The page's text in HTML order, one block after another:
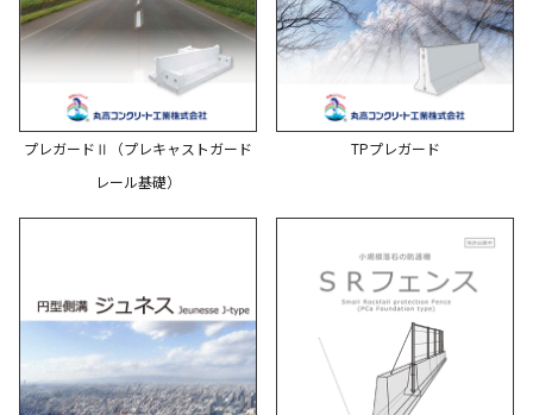
プレガードⅡ（プレキャストガード
レール基礎）
TPプレガード